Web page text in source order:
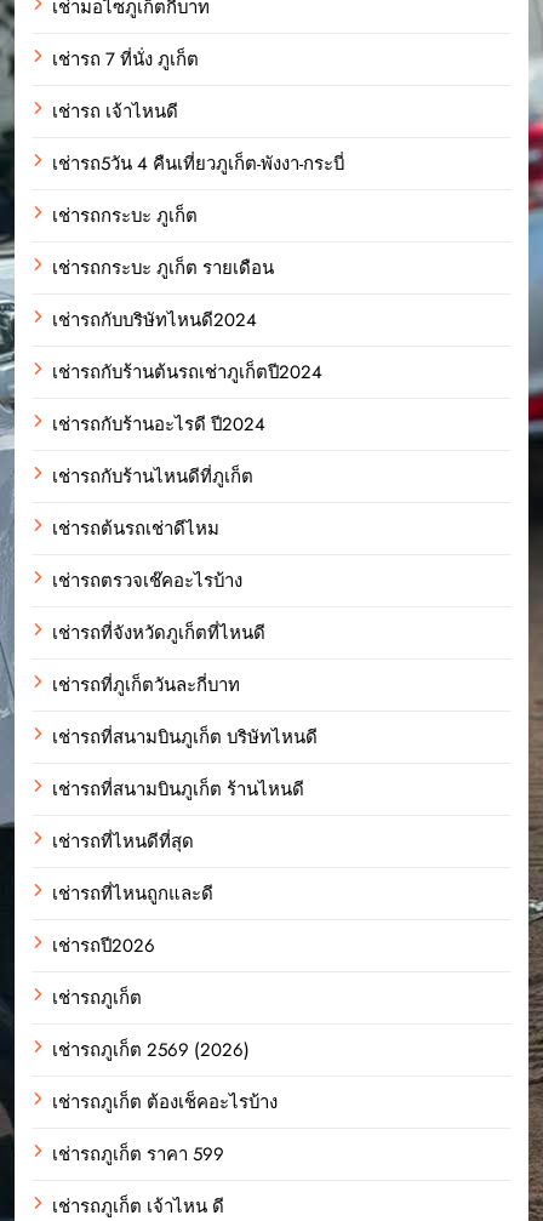
เช่ามอไซภูเก็ตกี่บาท
เช่ารถ 7 ที่นั่ง ภูเก็ต
เช่ารถ เจ้าไหนดี
เช่ารถ5วัน 4 คืนเที่ยวภูเก็ต-พังงา-กระบี่
เช่ารถกระบะ ภูเก็ต
เช่ารถกระบะ ภูเก็ต รายเดือน
เช่ารถกับบริษัทไหนดี2024
เช่ารถกับร้านต้นรถเช่าภูเก็ตปี2024
เช่ารถกับร้านอะไรดี ปี2024
เช่ารถกับร้านไหนดีที่ภูเก็ต
เช่ารถต้นรถเช่าดีไหม
เช่ารถตรวจเช๊คอะไรบ้าง
เช่ารถที่จังหวัดภูเก็ตที่ไหนดี
เช่ารถที่ภูเก็ตวันละกี่บาท
เช่ารถที่สนามบินภูเก็ต บริษัทไหนดี
เช่ารถที่สนามบินภูเก็ต ร้านไหนดี
เช่ารถที่ไหนดีที่สุด
เช่ารถที่ไหนถูกและดี
เช่ารถปี2026
เช่ารถภูเก็ต
เช่ารถภูเก็ต 2569 (2026)
เช่ารถภูเก็ต ต้องเช็คอะไรบ้าง
เช่ารถภูเก็ต ราคา 599
เช่ารถภูเก็ต เจ้าไหน ดี